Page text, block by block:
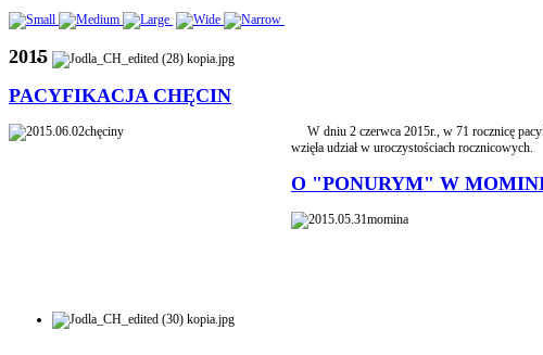
2015
PACYFIKACJA CHĘCIN
W dniu 2 czerwca 2015r., w 71 rocznicę
wzięła udział w uroczystościach rocznicowych.
O "PONURYM" W